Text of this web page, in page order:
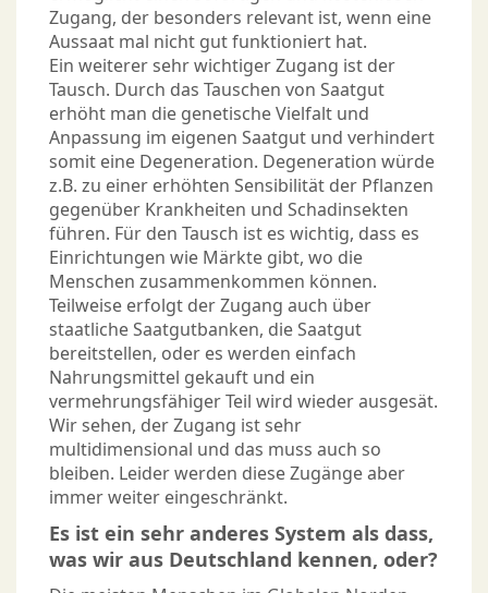
Zugang, der besonders relevant ist, wenn eine
Aussaat mal nicht gut funktioniert hat.
Ein weiterer sehr wichtiger Zugang ist der
Tausch. Durch das Tauschen von Saatgut
erhöht man die genetische Vielfalt und
Anpassung im eigenen Saatgut und verhindert
somit eine Degeneration. Degeneration würde
z.B. zu einer erhöhten Sensibilität der Pflanzen
gegenüber Krankheiten und Schadinsekten
führen. Für den Tausch ist es wichtig, dass es
Einrichtungen wie Märkte gibt, wo die
Menschen zusammenkommen können.
Teilweise erfolgt der Zugang auch über
staatliche Saatgutbanken, die Saatgut
bereitstellen, oder es werden einfach
Nahrungsmittel gekauft und ein
vermehrungsfähiger Teil wird wieder ausgesät.
Wir sehen, der Zugang ist sehr
multidimensional und das muss auch so
bleiben. Leider werden diese Zugänge aber
immer weiter eingeschränkt.
Es ist ein sehr anderes System als dass,
was wir aus Deutschland kennen, oder?